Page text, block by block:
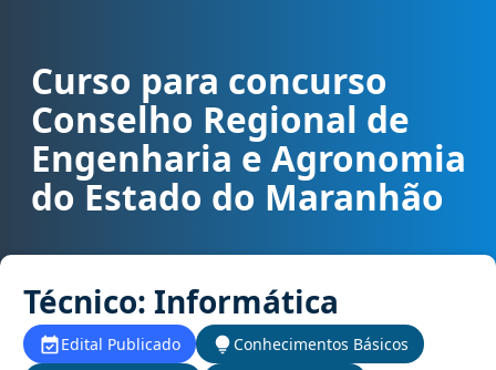
Curso para concurso CREA MA - Conselho Regional de
Curso para concurso
Conselho Regional de
Engenharia e Agronomia
do Estado do Maranhão
Técnico: Informática
Edital Publicado
Conhecimentos Básicos